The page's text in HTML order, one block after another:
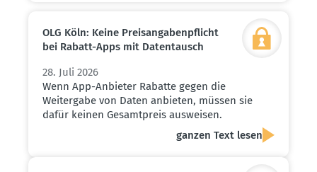
OLG Köln: Keine Preis­an­ga­ben­pflicht
bei Rabatt-Apps mit Daten­tausch
28. Juli 2026
Wenn App-Anbieter Rabatte gegen die
Weitergabe von Daten anbieten, müssen sie
dafür keinen Gesamtpreis ausweisen.
ganzen Text lesen